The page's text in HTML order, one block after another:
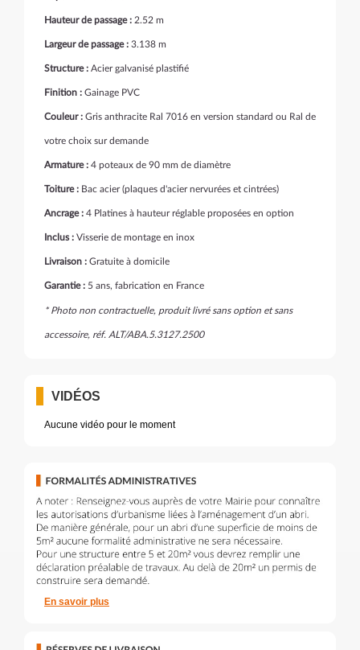
Hauteur de passage : 2.52 m
Largeur de passage : 3.138 m
Structure : Acier galvanisé plastifié
Finition : Gainage PVC
Couleur : Gris anthracite Ral 7016 en version standard ou Ral de
votre choix sur demande
Armature : 4 poteaux de 90 mm de diamètre
Toiture : Bac acier (plaques d'acier nervurées et cintrées)
Ancrage : 4 Platines à hauteur réglable proposées en option
Inclus : Visserie de montage en inox
Livraison : Gratuite à domicile
Garantie : 5 ans, fabrication en France
* Photo non contractuelle, produit livré sans option et sans
accessoire, réf. ALT/ABA.5.3127.2500
VIDÉOS
Aucune vidéo pour le moment
En savoir plus